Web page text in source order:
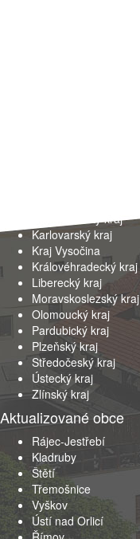
Jihomoravský kraj
Karlovarský kraj
Kraj Vysočina
Královéhradecký kraj
Liberecký kraj
Moravskoslezský kraj
Olomoucký kraj
Pardubický kraj
Plzeňský kraj
Středočeský kraj
Ústecký kraj
Zlínský kraj
Aktualizované obce
Rájec-Jestřebí
Kladruby
Štětí
Třemošnice
Vyškov
Ústí nad Orlicí